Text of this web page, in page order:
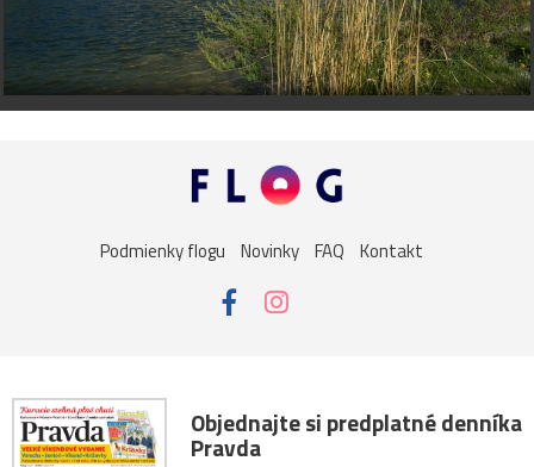
Podmienky flogu Novinky FAQ Kontakt
Objednajte si predplatné denníka
Pravda